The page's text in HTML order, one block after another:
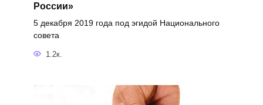
России»
5 декабря 2019 года под эгидой Национального
совета
1.2к.